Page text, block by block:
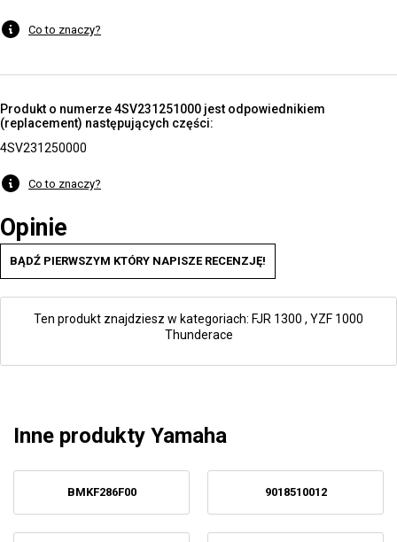
Co to znaczy?
Produkt o numerze 4SV231251000 jest odpowiednikiem
(replacement) następujących części:
4SV231250000
Co to znaczy?
Opinie
BĄDŹ PIERWSZYM KTÓRY NAPISZE RECENZJĘ!
Ten produkt znajdziesz w kategoriach: FJR 1300 , YZF 1000
Thunderace
Inne produkty Yamaha
BMKF286F00 9018510012